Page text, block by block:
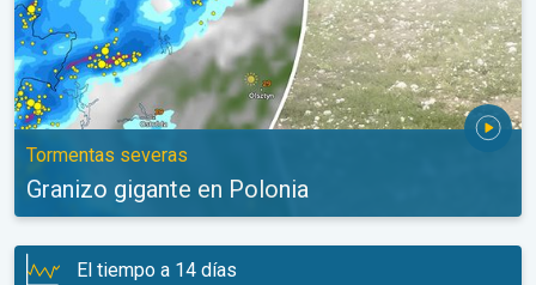
Tormentas severas
Granizo gigante en Polonia
El tiempo a 14 días